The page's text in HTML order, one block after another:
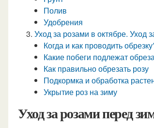
Полив
Удобрения
Уход за розами в октябре. Уход
Когда и как проводить
Какие побеги подлежат
Как правильно обрезать розу
Подкормка и обработка
Укрытие роз на зиму
Уход за розами перед